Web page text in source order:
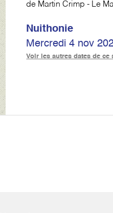
de Martin Crimp - Le
Nuithonie
Mercredi 4 nov
Voir les autres dates de ce